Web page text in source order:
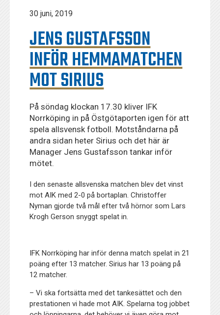
30 juni, 2019
JENS GUSTAFSSON
INFÖR HEMMAMATCHEN
MOT SIRIUS
På söndag klockan 17.30 kliver IFK
Norrköping in på Östgötaporten igen för att
spela allsvensk fotboll. Motståndarna på
andra sidan heter Sirius och det här är
Manager Jens Gustafsson tankar inför
mötet.
I den senaste allsvenska matchen blev det vinst
mot AIK med 2-0 på bortaplan. Christoffer
Nyman gjorde två mål efter två hörnor som Lars
Krogh Gerson snyggt spelat in.
IFK Norrköping har inför denna match spelat in 21
poäng efter 13 matcher. Sirius har 13 poäng på
12 matcher.
– Vi ska fortsätta med det tankesättet och den
prestationen vi hade mot AIK. Spelarna tog jobbet